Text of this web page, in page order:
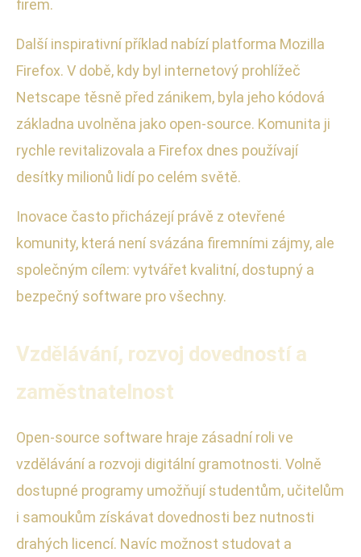
firem.
Další inspirativní příklad nabízí platforma Mozilla
Firefox. V době, kdy byl internetový prohlížeč
Netscape těsně před zánikem, byla jeho kódová
základna uvolněna jako open-source. Komunita ji
rychle revitalizovala a Firefox dnes používají
desítky milionů lidí po celém světě.
Inovace často přicházejí právě z otevřené
komunity, která není svázána firemními zájmy, ale
společným cílem: vytvářet kvalitní, dostupný a
bezpečný software pro všechny.
Vzdělávání, rozvoj dovedností a
zaměstnatelnost
Open-source software hraje zásadní roli ve
vzdělávání a rozvoji digitální gramotnosti. Volně
dostupné programy umožňují studentům, učitelům
i samoukům získávat dovednosti bez nutnosti
drahých licencí. Navíc možnost studovat a